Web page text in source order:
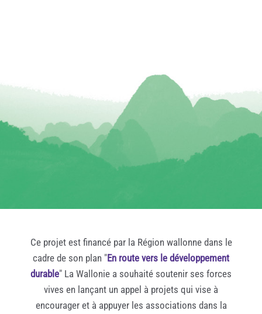
Ce projet est financé par la Région wallonne dans le
cadre de son plan "En route vers le développement
durable" La Wallonie a souhaité soutenir ses forces
vives en lançant un appel à projets qui vise à
encourager et à appuyer les associations dans la